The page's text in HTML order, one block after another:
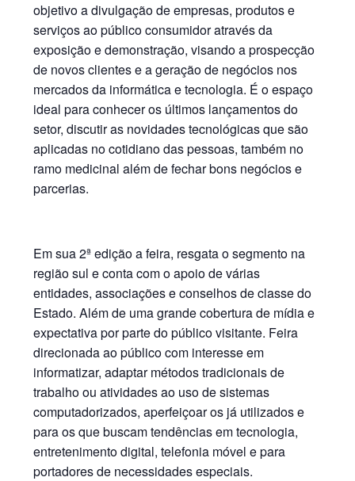
objetivo a divulgação de empresas, produtos e
serviços ao público consumidor através da
exposição e demonstração, visando a prospecção
de novos clientes e a geração de negócios nos
mercados da informática e tecnologia. É o espaço
ideal para conhecer os últimos lançamentos do
setor, discutir as novidades tecnológicas que são
aplicadas no cotidiano das pessoas, também no
ramo medicinal além de fechar bons negócios e
parcerias.
Em sua 2ª edição a feira, resgata o segmento na
região sul e conta com o apoio de várias
entidades, associações e conselhos de classe do
Estado. Além de uma grande cobertura de mídia e
expectativa por parte do público visitante. Feira
direcionada ao público com interesse em
informatizar, adaptar métodos tradicionais de
trabalho ou atividades ao uso de sistemas
computadorizados, aperfeiçoar os já utilizados e
para os que buscam tendências em tecnologia,
entretenimento digital, telefonia móvel e para
portadores de necessidades especiais.